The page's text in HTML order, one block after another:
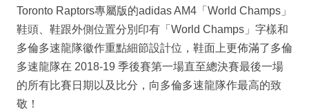
Toronto Raptors專屬版的adidas AM4「World Champs」
鞋頭、鞋跟外側位置分別印有「World Champs」字樣和
多倫多速龍隊徽作重點細節設計位，鞋面上更佈滿了多倫
多速龍隊在 2018-19 季後賽第一場直至總決賽最後一場
的所有比賽日期以及比分，向多倫多速龍隊作最高的致
敬！